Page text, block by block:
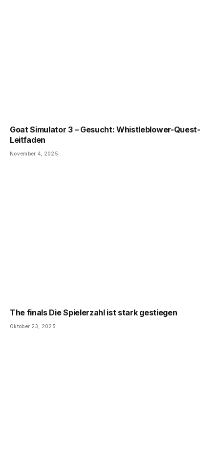
Goat Simulator 3 – Gesucht: Whistleblower-Quest-
Leitfaden
November 4, 2025
The finals Die Spielerzahl ist stark gestiegen
Oktober 23, 2025